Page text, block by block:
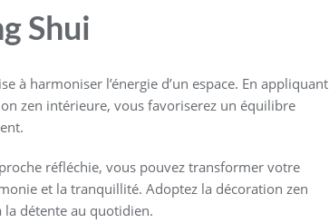
Shui
à harmoniser l’énergie d’un espace. En appliquant
zen intérieure, vous favoriserez un équilibre
réfléchie, vous pouvez transformer votre
et la tranquillité. Adoptez la décoration zen
la détente au quotidien.